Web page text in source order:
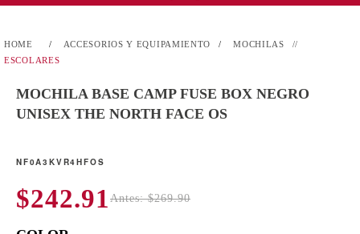
ACCESORIOS Y EQUIPAMIENTO
MOCHILAS
ESCOLARES
MOCHILA BASE CAMP FUSE BOX NEGRO
UNISEX THE NORTH FACE OS
NF0A3KVR4HFOS
$242.91 Antes: $269.90